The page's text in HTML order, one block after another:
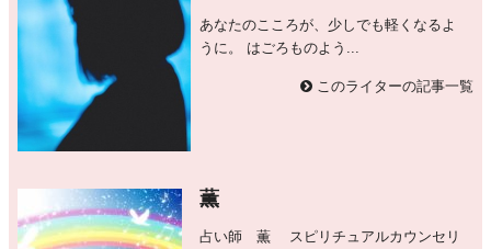
あなたのこころが、少しでも軽くなるよ
うに。 はごろものよう...
このライターの記事一覧
薫
占い師 薫 スピリチュアルカウンセリ